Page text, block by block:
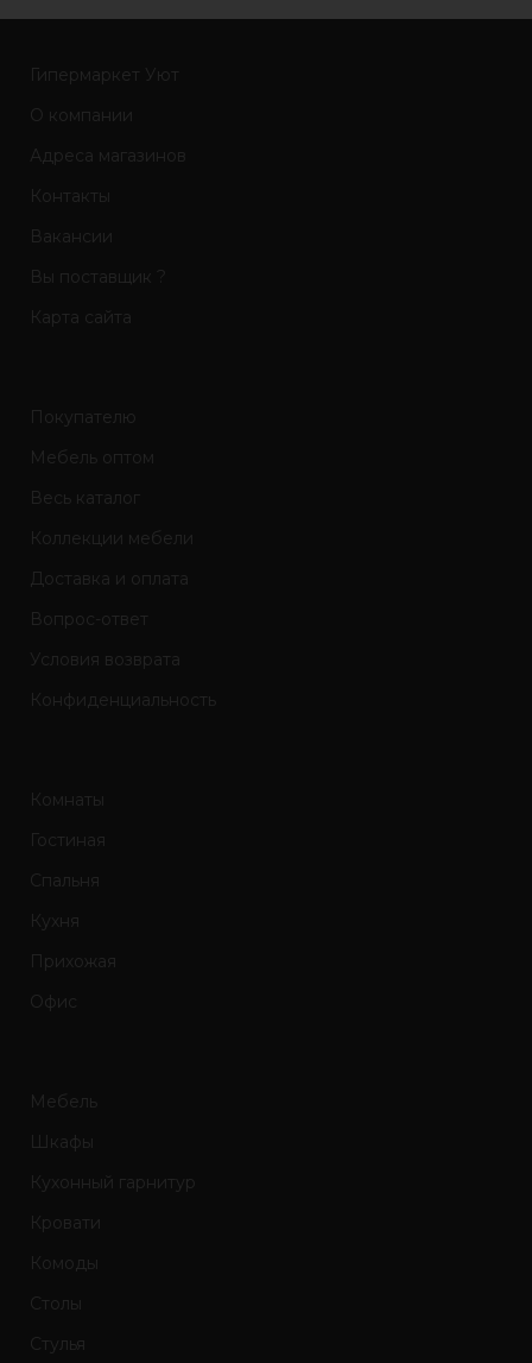
Гипермаркет Уют
О компании
Адреса магазинов
Контакты
Вакансии
Вы поставщик ?
Карта сайта
Покупателю
Мебель оптом
Весь каталог
Коллекции мебели
Доставка и оплата
Вопрос-ответ
Условия возврата
Конфиденциальность
Комнаты
Гостиная
Спальня
Кухня
Прихожая
Офис
Мебель
Шкафы
Кухонный гарнитур
Кровати
Комоды
Столы
Стулья